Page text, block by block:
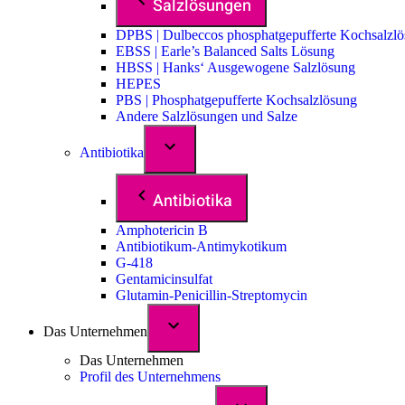
Salzlösungen
DPBS | Dulbeccos phosphatgepufferte
EBSS | Earle’s Balanced Salts Lösung
HBSS | Hanks‘ Ausgewogene Salzlösung
HEPES
PBS | Phosphatgepufferte Kochsalzlösung
Andere Salzlösungen und Salze
Antibiotika
Antibiotika
Amphotericin B
Antibiotikum-Antimykotikum
G-418
Gentamicinsulfat
Glutamin-Penicillin-Streptomycin
Das Unternehmen
Das Unternehmen
Profil des Unternehmens